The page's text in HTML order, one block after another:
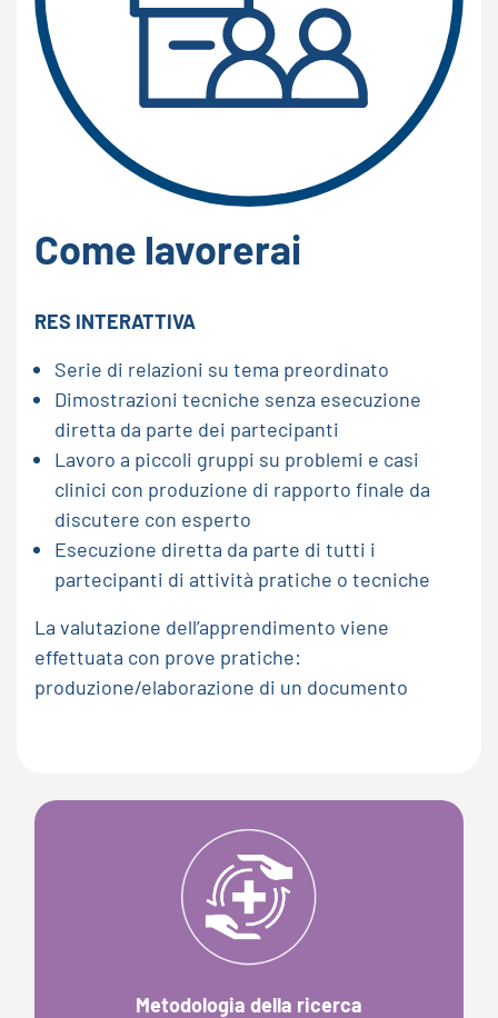
Come lavorerai
RES INTERATTIVA
Serie di relazioni su tema preordinato
Dimostrazioni tecniche senza esecuzione
diretta da parte dei partecipanti
Lavoro a piccoli gruppi su problemi e casi
clinici con produzione di rapporto finale da
discutere con esperto
Esecuzione diretta da parte di tutti i
partecipanti di attività pratiche o tecniche
La valutazione dell’apprendimento viene
effettuata con prove pratiche:
produzione/elaborazione di un documento
Metodologia della ricerca